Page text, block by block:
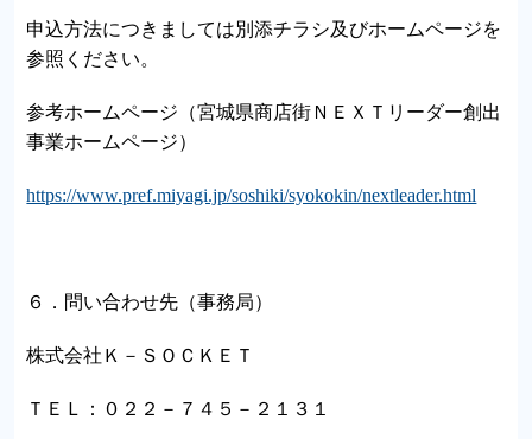
申込方法につきましては別添チラシ及びホームページを
参照ください。
参考ホームページ（宮城県商店街ＮＥＸＴリーダー創出
事業ホームページ）
https://www.pref.miyagi.jp/soshiki/syokokin/nextleader.html
６．問い合わせ先（事務局）
株式会社Ｋ－ＳＯＣＫＥＴ
ＴＥＬ：０２２－７４５－２１３１